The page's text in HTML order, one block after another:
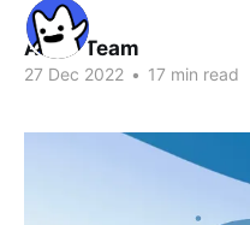
ALLO Team
27 Dec 2022 • 17 min read